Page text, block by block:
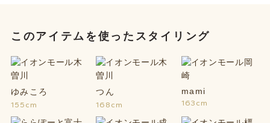
このアイテムを使ったスタイリング
ゆみころ
155cm
つん
168cm
mami
163cm